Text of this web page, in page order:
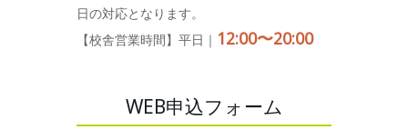
日の対応となります。
【校舎営業時間】平日｜ 12:00〜20:00
WEB申込フォーム